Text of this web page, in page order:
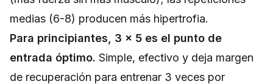
medias (6-8) producen más hipertrofia.
Para principiantes, 3 × 5 es el punto de
entrada óptimo. Simple, efectivo y deja margen
de recuperación para entrenar 3 veces por